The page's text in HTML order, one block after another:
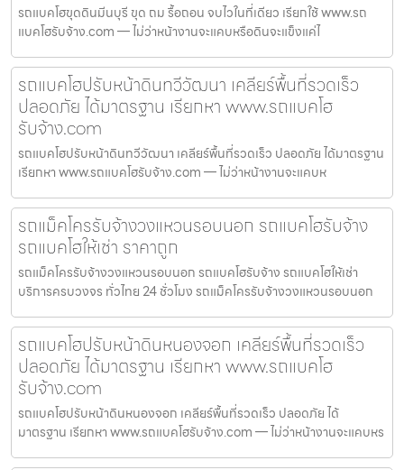
รถแบคโฮขุดดินมีนบุรี ขุด ถม รื้อถอน จบไวในที่เดียว เรียกใช้ www.รถ
แบคโฮรับจ้าง.com — ไม่ว่าหน้างานจะแคบหรือดินจะแข็งแค่ไ
รถแบคโฮปรับหน้าดินทวีวัฒนา เคลียร์พื้นที่รวดเร็ว
ปลอดภัย ได้มาตรฐาน เรียกหา www.รถแบคโฮ
รับจ้าง.com
รถแบคโฮปรับหน้าดินทวีวัฒนา เคลียร์พื้นที่รวดเร็ว ปลอดภัย ได้มาตรฐาน
เรียกหา www.รถแบคโฮรับจ้าง.com — ไม่ว่าหน้างานจะแคบห
รถแม็คโครรับจ้างวงแหวนรอบนอก รถแบคโฮรับจ้าง
รถแบคโฮให้เช่า ราคาถูก
รถแม็คโครรับจ้างวงแหวนรอบนอก รถแบคโฮรับจ้าง รถแบคโฮให้เช่า
บริการครบวงจร ทั่วไทย 24 ชั่วโมง รถแม็คโครรับจ้างวงแหวนรอบนอก
รถแบคโฮปรับหน้าดินหนองจอก เคลียร์พื้นที่รวดเร็ว
ปลอดภัย ได้มาตรฐาน เรียกหา www.รถแบคโฮ
รับจ้าง.com
รถแบคโฮปรับหน้าดินหนองจอก เคลียร์พื้นที่รวดเร็ว ปลอดภัย ได้
มาตรฐาน เรียกหา www.รถแบคโฮรับจ้าง.com — ไม่ว่าหน้างานจะแคบหร